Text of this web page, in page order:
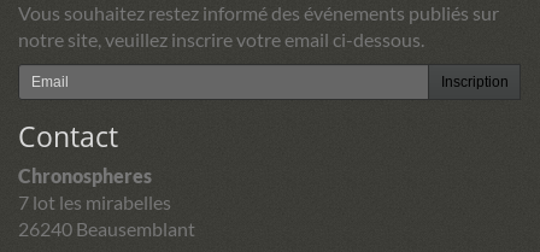
Vous souhaitez restez informé des événements publiés sur
notre site, veuillez inscrire votre email ci-dessous.
Inscription
Contact
Chronospheres
7 lot les mirabelles
26240 Beausemblant